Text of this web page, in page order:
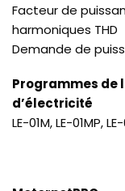
Facteur de
harmoniques THD
Demande de
Programmes de
d’électricité
LE-01M, LE-01MP,